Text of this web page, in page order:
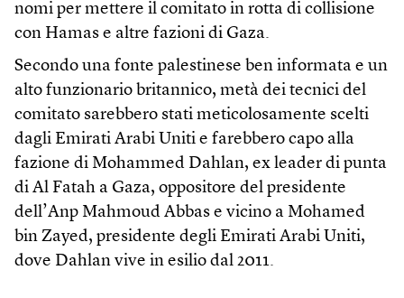
nomi per mettere il comitato in rotta di collisione
con Hamas e altre fazioni di Gaza.
Secondo una fonte palestinese ben informata e un
alto funzionario britannico, metà dei tecnici del
comitato sarebbero stati meticolosamente scelti
dagli Emirati Arabi Uniti e farebbero capo alla
fazione di Mohammed Dahlan, ex leader di punta
di Al Fatah a Gaza, oppositore del presidente
dell’Anp Mahmoud Abbas e vicino a Mohamed
bin Zayed, presidente degli Emirati Arabi Uniti,
dove Dahlan vive in esilio dal 2011.